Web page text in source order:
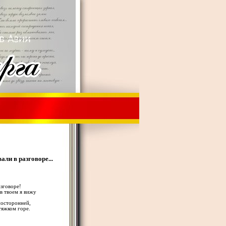
в разговоре...
твоем я вижу
горе.